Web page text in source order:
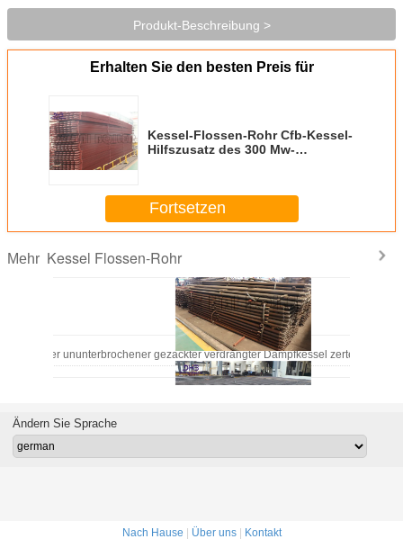
Produkt-Beschreibung >
Erhalten Sie den besten Preis für
Kessel-Flossen-Rohr Cfb-Kessel-
Hilfszusatz des 300 Mw-
Fortsetzen
Mehr Kessel Flossen-Rohr
ununterbrochener gezackter verdrängter Dampfkessel zerteilt
Kohlen-Ekonomiser-Kessel-Reparatur-Teile für Energie-Kessel-
Ändern Sie Sprache
Nach Hause | Über uns| Kontakt